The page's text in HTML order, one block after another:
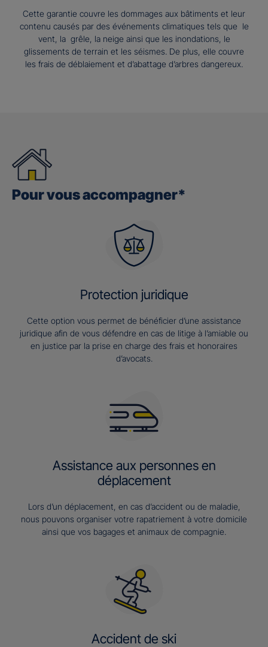
Cette garantie couvre les dommages aux bâtiments et leur
contenu causés par des événements climatiques tels que le
vent, la grêle, la neige ainsi que les inondations, le
glissements de terrain et les séismes. De plus, elle couvre
les frais de déblaiement et d’abattage d’arbres dangereux.
Pour vous accompagner*
Protection juridique
Cette option vous permet de bénéficier d’une assistance
juridique afin de vous défendre en cas de litige à l’amiable ou
en justice par la prise en charge des frais et honoraires
d’avocats.
Assistance aux personnes en
déplacement
Lors d’un déplacement, en cas d’accident ou de maladie,
nous pouvons organiser votre rapatriement à votre domicile
ainsi que vos bagages et animaux de compagnie.
Accident de ski